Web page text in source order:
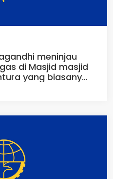
meninjau
di Masjid masjid
yang biasanya